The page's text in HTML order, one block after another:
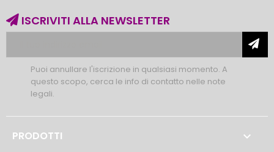
ISCRIVITI ALLA NEWSLETTER
Puoi annullare l'iscrizione in qualsiasi momento. A
questo scopo, cerca le info di contatto nelle note
legali.
PRODOTTI 